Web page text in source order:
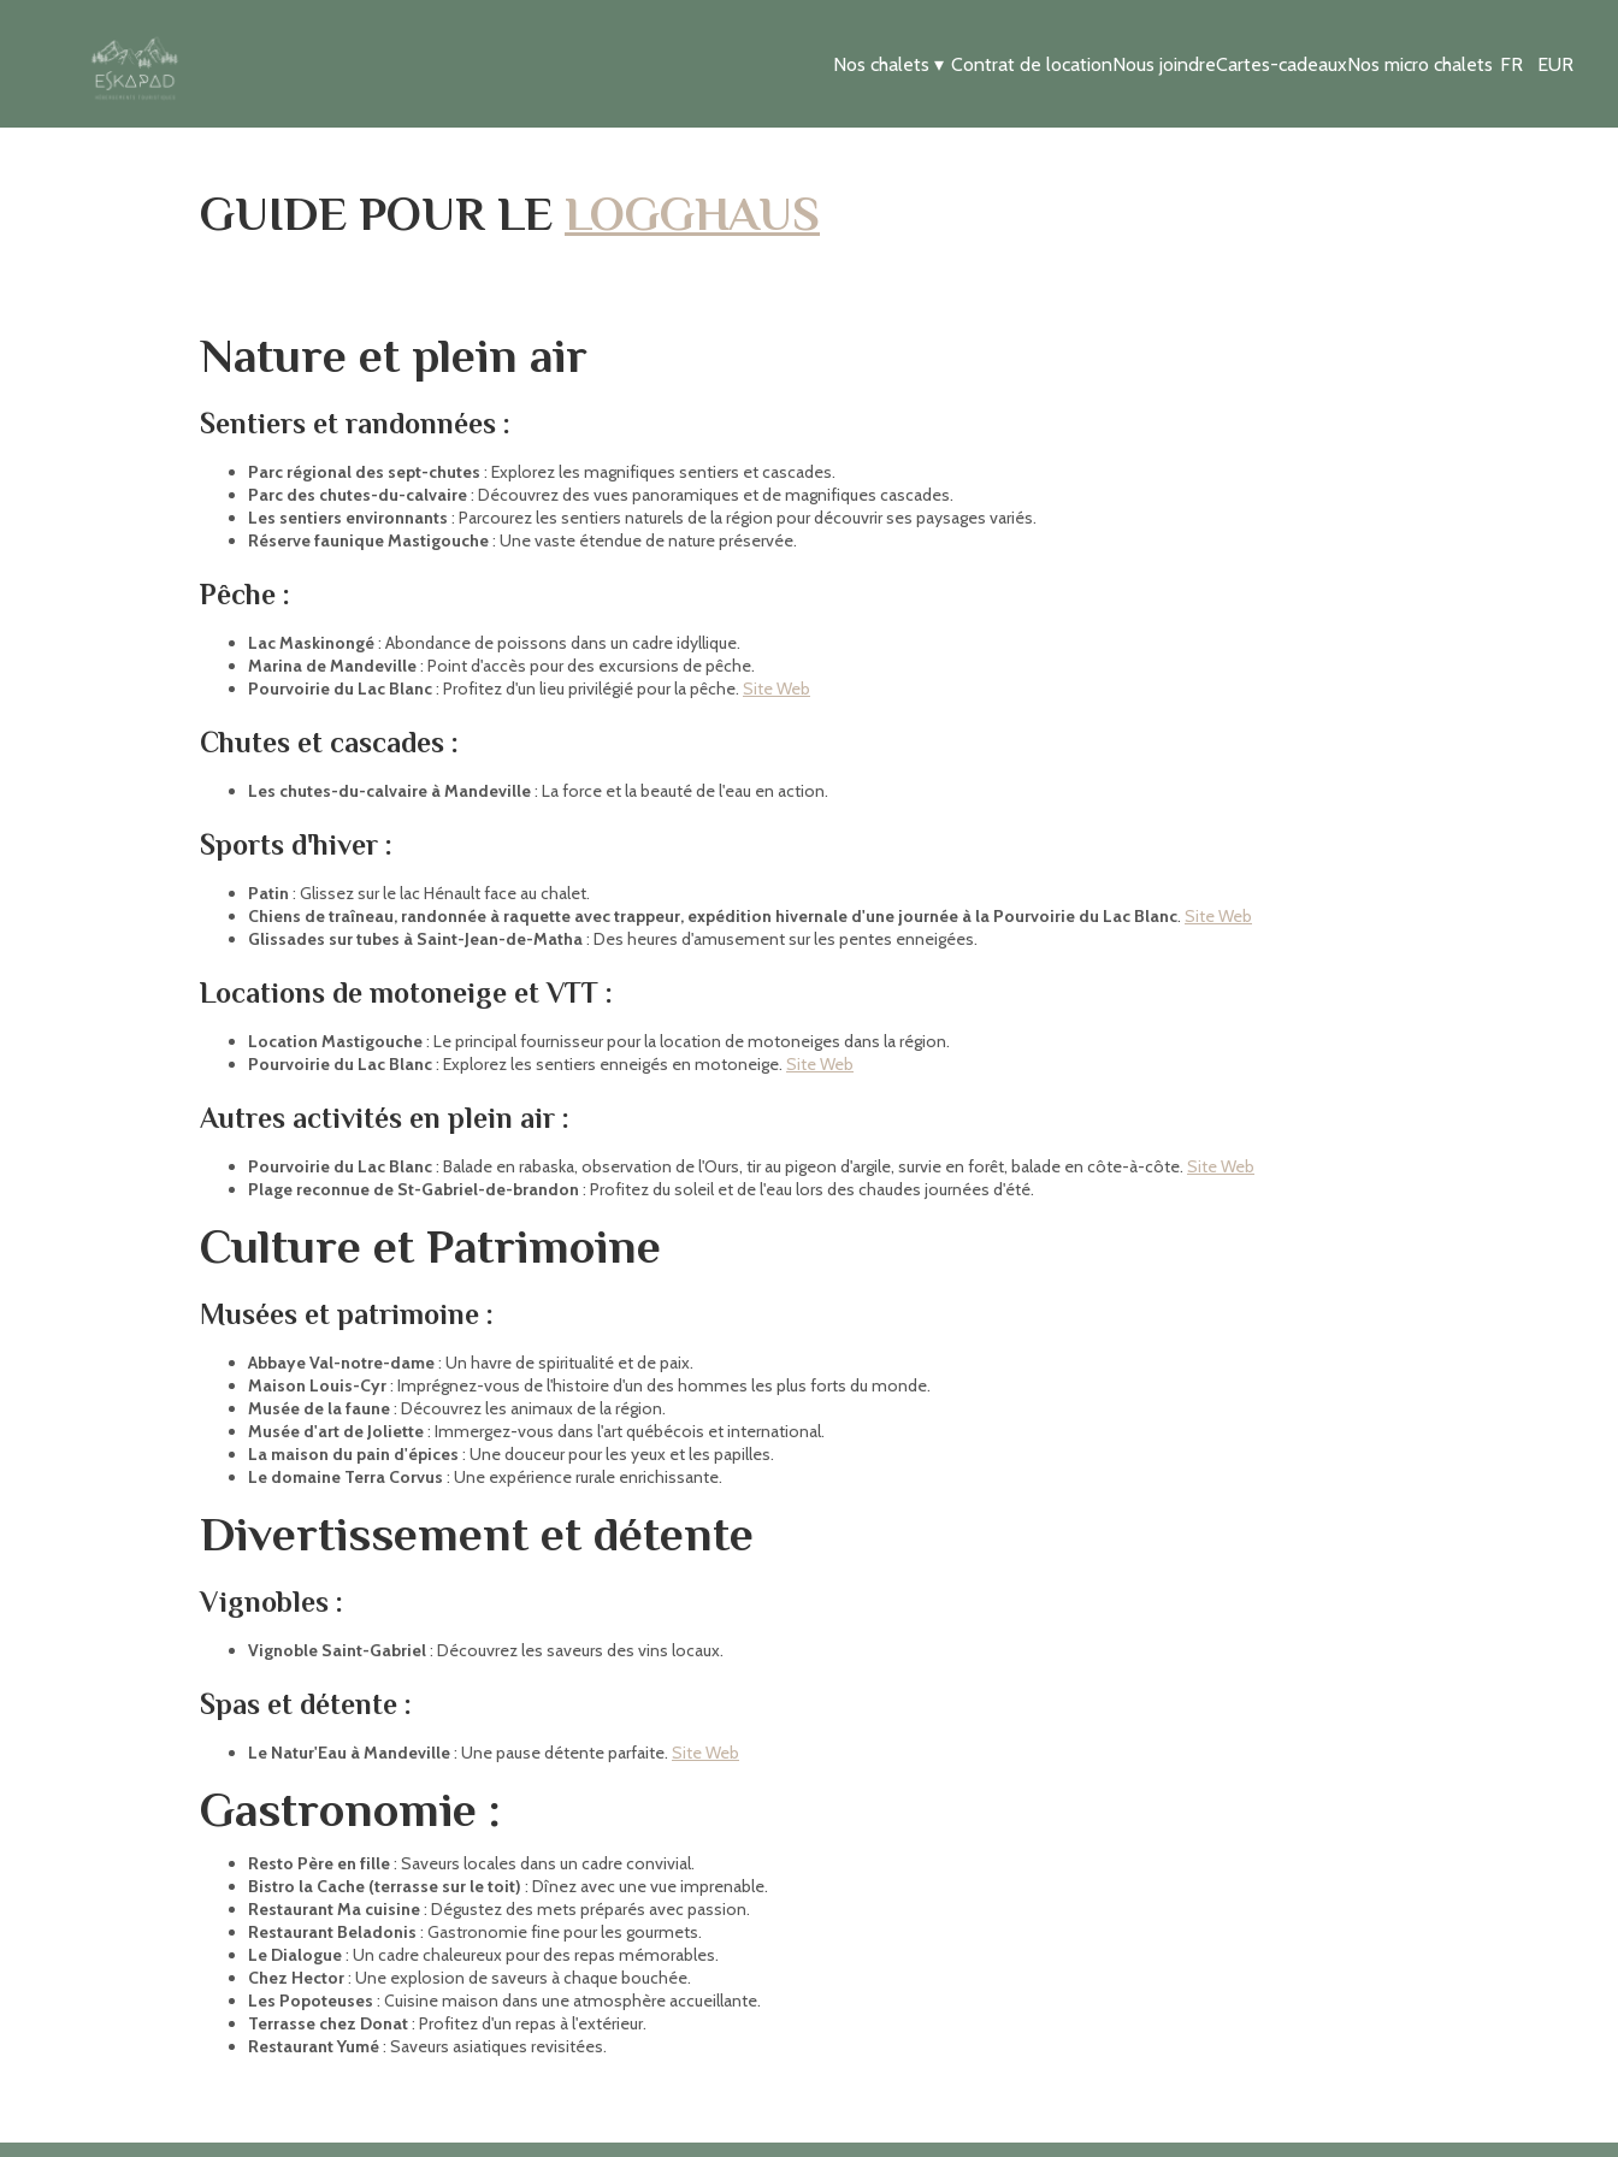
Nos chalets ▾ Contrat de locationNous joindreCartes-cadeauxNos micro chalets FR EUR
GUIDE POUR LE LOGGHAUS
Nature et plein air
Sentiers et randonnées :
Parc régional des sept-chutes : Explorez les magnifiques sentiers et cascades.
Parc des chutes-du-calvaire: Découvrez des vues panoramiques et de magnifiques cascades.
Les sentiers environnants : Parcourez les sentiers naturels de la région pour découvrir ses paysages variés.
Réserve faunique Mastigouche: Une vaste étendue de nature préservée.
Pêche :
Lac Maskinongé: Abondance de poissons dans un cadre idyllique.
Marina de Mandeville: Point d'accès pour des excursions de pêche.
Pourvoirie du Lac Blanc: Profitez d'un lieu privilégié pour la pêche. Site Web
Chutes et cascades :
Les chutes-du-calvaire à Mandeville: La force et la beauté de l'eau en action.
Sports d'hiver :
Patin : Glissez sur le lac Hénault face au chalet.
Chiens de traîneau, randonnée à raquette avec trappeur, expédition hivernale d'une journée à la Pourvoirie du Lac Blanc. Site Web
Glissades sur tubes à Saint-Jean-de-Matha: Des heures d'amusement sur les pentes enneigées.
Locations de motoneige et VTT :
Location Mastigouche: Le principal fournisseur pour la location de motoneiges dans la région.
Pourvoirie du Lac Blanc: Explorez les sentiers enneigés en motoneige. Site Web
Autres activités en plein air :
Pourvoirie du Lac Blanc: Balade en rabaska, observation de l'Ours, tir au pigeon d'argile, survie en forêt, balade en côte-à-côte. Site Web
Plage reconnue de St-Gabriel-de-brandon : Profitez du soleil et de l'eau lors des chaudes journées d'été.
Culture et Patrimoine
Musées et patrimoine :
Abbaye Val-notre-dame: Un havre de spiritualité et de paix.
Maison Louis-Cyr: Imprégnez-vous de l'histoire d'un des hommes les plus forts du monde.
Musée de la faune: Découvrez les animaux de la région.
Musée d'art de Joliette: Immergez-vous dans l'art québécois et international.
La maison du pain d'épices : Une douceur pour les yeux et les papilles.
Le domaine Terra Corvus : Une expérience rurale enrichissante.
Divertissement et détente
Vignobles :
Vignoble Saint-Gabriel: Découvrez les saveurs des vins locaux.
Spas et détente :
Le Natur'Eau à Mandeville: Une pause détente parfaite. Site Web
Gastronomie :
Resto Père en fille: Saveurs locales dans un cadre convivial.
Bistro la Cache (terrasse sur le toit) : Dînez avec une vue imprenable.
Restaurant Ma cuisine: Dégustez des mets préparés avec passion.
Restaurant Beladonis : Gastronomie fine pour les gourmets.
Le Dialogue: Un cadre chaleureux pour des repas mémorables.
Chez Hector: Une explosion de saveurs à chaque bouchée.
Les Popoteuses : Cuisine maison dans une atmosphère accueillante.
Terrasse chez Donat: Profitez d'un repas à l'extérieur.
Restaurant Yumé: Saveurs asiatiques revisitées.